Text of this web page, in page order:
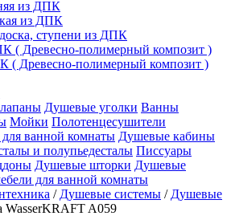
из ДПК
из ДПК
ступени из ДПК
( Древесно-полимерный композит )
( Древесно-полимерный композит )
Душевые уголки Ванны
Мойки Полотенцесушители
ванной комнаты Душевые кабины
и полупьедесталы Писсуары
Душевые шторки Душевые
для ванной комнаты
/ Душевые системы / Душевые
A059